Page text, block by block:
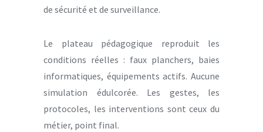
de sécurité et de surveillance.
Le plateau pédagogique reproduit les
conditions réelles : faux planchers, baies
informatiques, équipements actifs. Aucune
simulation édulcorée. Les gestes, les
protocoles, les interventions sont ceux du
métier, point final.